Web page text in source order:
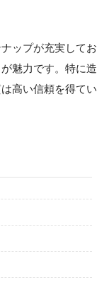
ップが充実してお
魅力です。特に造
高い信頼を得てい